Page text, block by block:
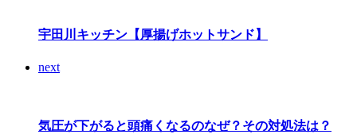
宇田川キッチン【厚揚げホットサンド】
next
気圧が下がると頭痛くなるのなぜ？その対処法は？